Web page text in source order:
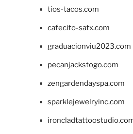
tios-tacos.com
cafecito-satx.com
graduacionviu2023.com
pecanjackstogo.com
zengardendayspa.com
sparklejewelryinc.com